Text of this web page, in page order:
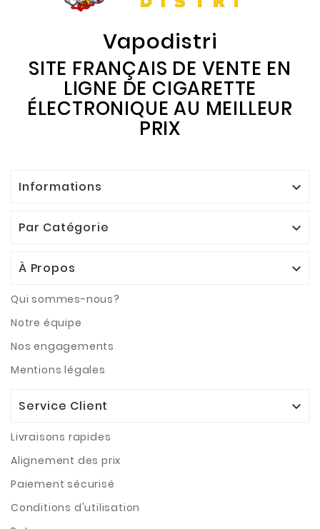
Vapodistri
SITE FRANÇAIS DE VENTE EN
LIGNE DE CIGARETTE
ÉLECTRONIQUE AU MEILLEUR
PRIX
Informations 
Par Catégorie 
À Propos 
Qui sommes-nous?
Notre équipe
Nos engagements
Mentions légales
Service Client 
Livraisons rapides
Alignement des prix
Paiement sécurisé
Conditions d'utilisation